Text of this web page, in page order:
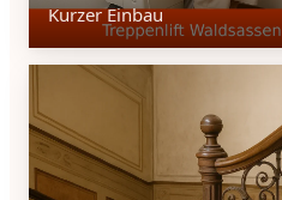
Kurzer Einbau